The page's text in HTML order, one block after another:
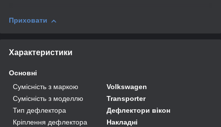
Приховати
Характеристики
Основні
Сумісність з маркою
Volkswagen
Сумісність з моделлю
Transporter
Тип дефлектора
Дефлектори вікон
Кріплення дефлектора
Накладні